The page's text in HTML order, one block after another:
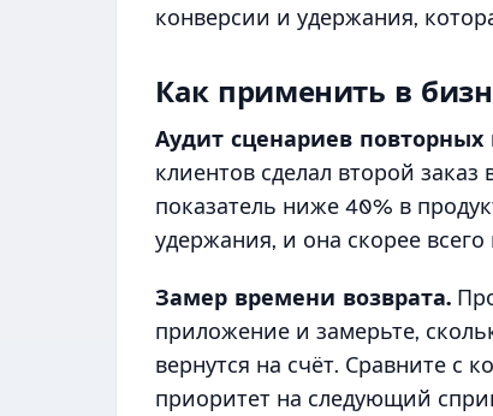
конверсии и удержания,
Как применить в
Аудит сценариев повторных
клиентов сделал второй
показатель ниже 40% в
удержания, и она скорее
Замер времени возврата.
приложение и замерьте,
вернутся на счёт. Сравните с
приоритет на следующий